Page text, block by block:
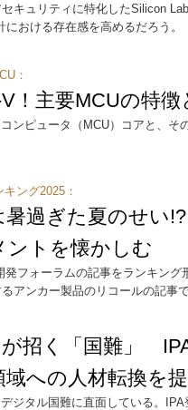
キュリティに特化したSilicon
おける存在感を高めるだろう。
：
！主要MCUの特
ンピュータ（MCU）コアと、そ
ング2025：
暑過ぎた夏のせい
ントを懐かしむ
フォーラムの記事をランキング
アンカー製品のリコールの記事
招く「国難」
への人材転換を
ジタル国難に直面している。